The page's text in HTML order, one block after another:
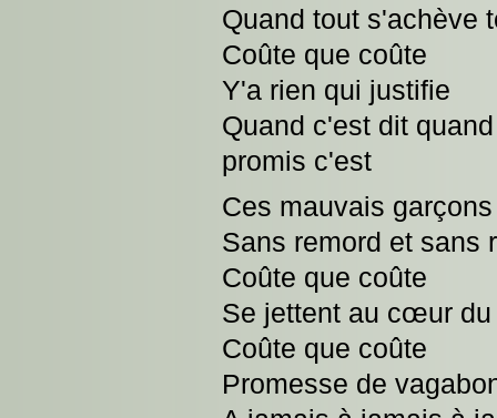
Quand tout s'achève
Coûte que coûte
Y'a rien qui justifie
Quand c'est dit
promis c'est
Ces mauvais garçons
Sans remord et sans
Coûte que coûte
Se jettent au cœur du
Coûte que coûte
Promesse de